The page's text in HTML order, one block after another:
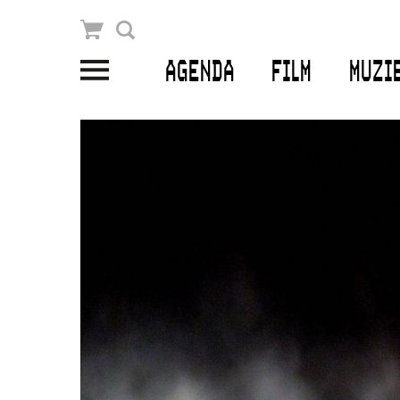
AGENDA FILM
Winkelmandje
PLAN JE BEZOEK
Schoolvoorstellingen
Filmprogramma’s Primair Onderwijs